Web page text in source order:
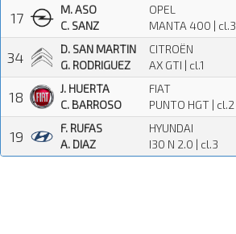
17
M. ASO
C. SANZ
OPEL
MANTA 400 | cl.3
34
D. SAN MARTIN
G. RODRIGUEZ
CITROËN
AX GTI | cl.1
18
J. HUERTA
C. BARROSO
FIAT
PUNTO HGT | cl.2
19
F. RUFAS
A. DIAZ
HYUNDAI
I30 N 2.0 | cl.3